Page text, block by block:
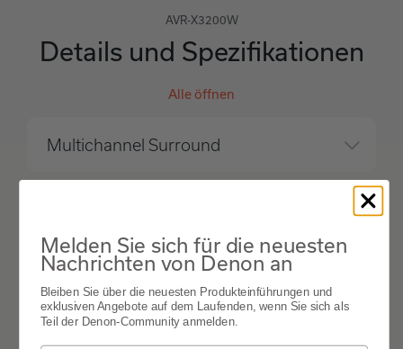
AVR-X3200W
Details und Spezifikationen
Alle öffnen
Multichannel Surround
Network
Melden Sie sich für die neuesten
Nachrichten von Denon an
Bleiben Sie über die neuesten Produkteinführungen und
exklusiven Angebote auf dem Laufenden, wenn Sie sich als
Teil der Denon-Community anmelden.